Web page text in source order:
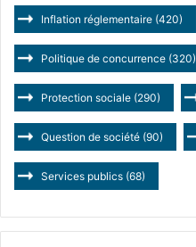
Inflation réglementaire (420)
Politique de concurrence (320)
Protection sociale (290)
Question de société (90)
Services publics (68)